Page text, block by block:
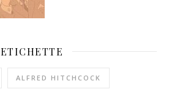
ETICHETTE
ALFRED HITCHCOCK